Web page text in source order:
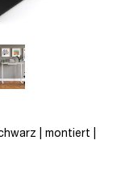
| montiert |